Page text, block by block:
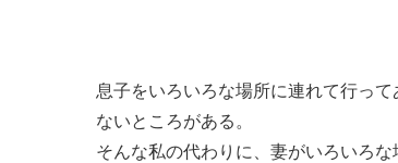
息子をいろいろな場所に連れて行っ
ないところがある。
そんな私の代わりに、妻がいろいろ